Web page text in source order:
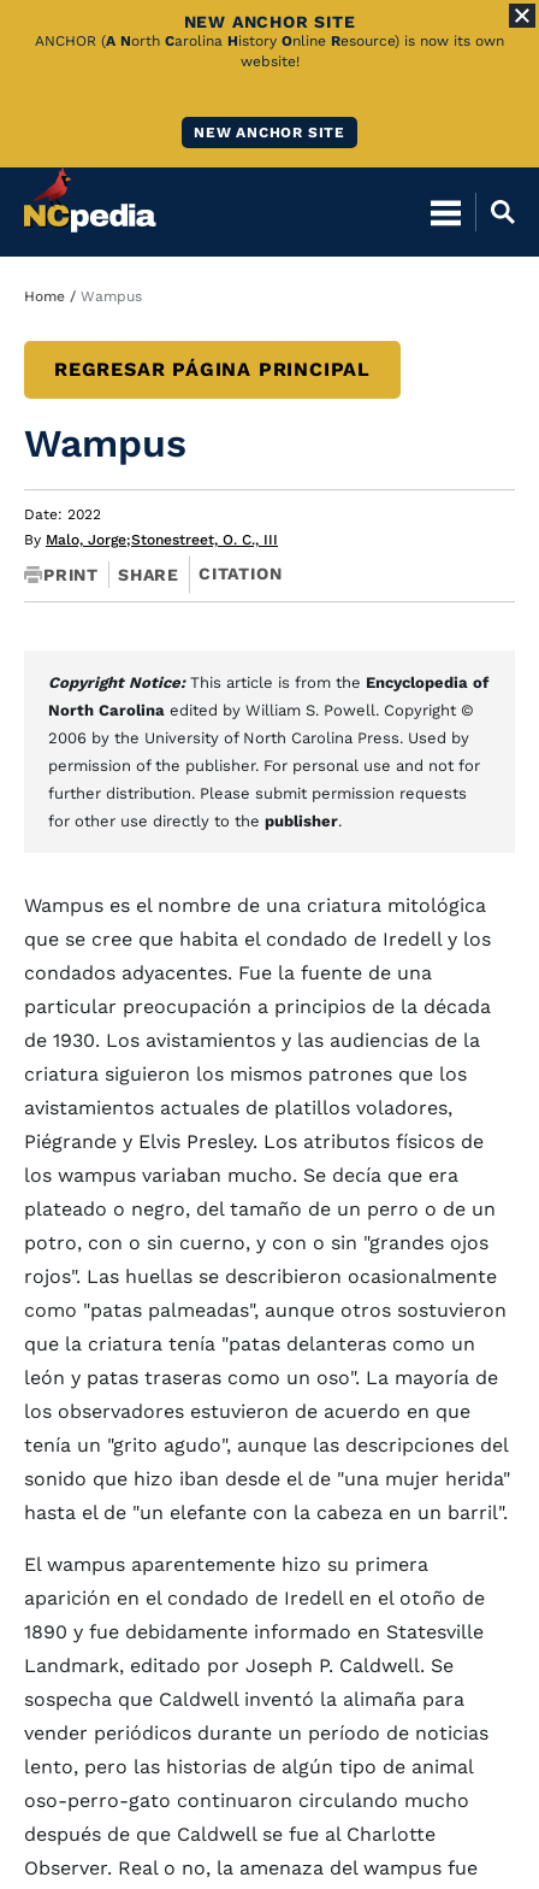
Skip
NEW ANCHOR SITE
ANCHOR (A North Carolina History Online Resource) is now its own
website!
NEW ANCHOR SITE
Breadcrumb
Home Wampus
Wampus
REGRESAR PÁGINA PRINCIPAL
Date: 2022
By Malo, Jorge;Stonestreet, O. C., III
PRINT SHARE CITATION
Copyright Notice: This article is from the Encyclopedia of
North Carolina edited by William S. Powell. Copyright ©
2006 by the University of North Carolina Press. Used by
permission of the publisher. For personal use and not for
further distribution. Please submit permission requests
for other use directly to the publisher.
Wampus es el nombre de una criatura mitológica
que se cree que habita el condado de Iredell y los
condados adyacentes. Fue la fuente de una
particular preocupación a principios de la década
de 1930. Los avistamientos y las audiencias de la
criatura siguieron los mismos patrones que los
avistamientos actuales de platillos voladores,
Piégrande y Elvis Presley. Los atributos físicos de
los wampus variaban mucho. Se decía que era
plateado o negro, del tamaño de un perro o de un
potro, con o sin cuerno, y con o sin "grandes ojos
rojos". Las huellas se describieron ocasionalmente
como "patas palmeadas", aunque otros sostuvieron
que la criatura tenía "patas delanteras como un
león y patas traseras como un oso". La mayoría de
los observadores estuvieron de acuerdo en que
tenía un "grito agudo", aunque las descripciones del
sonido que hizo iban desde el de "una mujer herida"
hasta el de "un elefante con la cabeza en un barril".
El wampus aparentemente hizo su primera
aparición en el condado de Iredell en el otoño de
1890 y fue debidamente informado en Statesville
Landmark, editado por Joseph P. Caldwell. Se
sospecha que Caldwell inventó la alimaña para
vender periódicos durante un período de noticias
lento, pero las historias de algún tipo de animal
oso-perro-gato continuaron circulando mucho
después de que Caldwell se fue al Charlotte
Observer. Real o no, la amenaza del wampus fue